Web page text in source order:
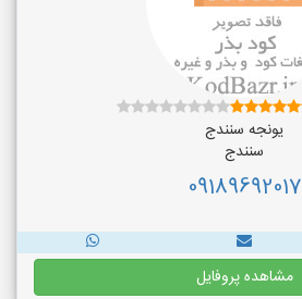
یونجه سنندج
سنندج
09189692017
مشاهده پروفایل